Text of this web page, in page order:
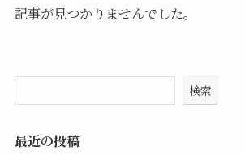
記事が見つかりませんでした。
検索
最近の投稿